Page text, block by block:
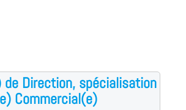
Direction, spécialisation
Commercial(e)